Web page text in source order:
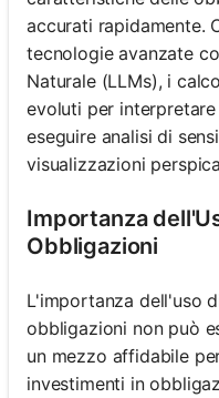
accurati rapidamente.
tecnologie avanzate
Naturale (LLMs), i
evoluti per
eseguire analisi di
visualizzazioni
Importanza
Obbligazioni
L'importanza dell'uso
obbligazioni non può
un mezzo affidabile
investimenti in